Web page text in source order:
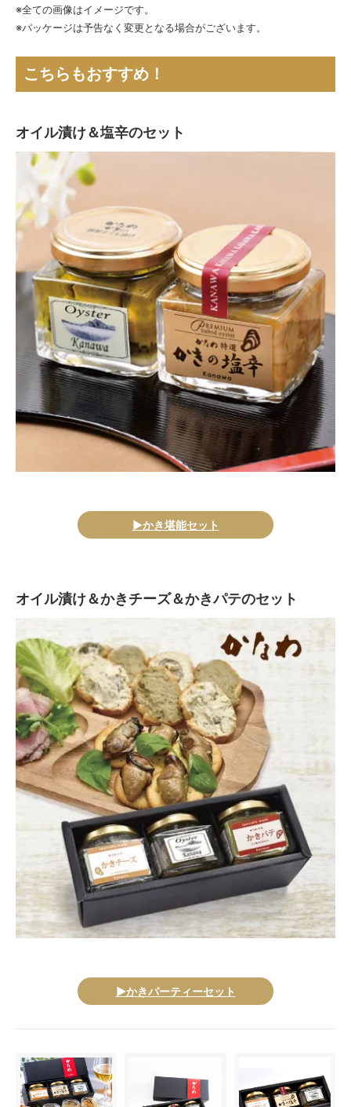
※全ての画像はイメージです。
※パッケージは予告なく変更となる場合がございます。
こちらもおすすめ！
オイル漬け＆塩辛のセット
▶かき堪能セット
オイル漬け＆かきチーズ＆かきパテのセット
▶かきパーティーセット